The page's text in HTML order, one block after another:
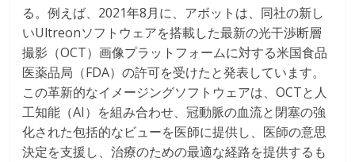
る。例えば、2021年8月に、アボットは、同社の新し
いUltreonソフトウェアを搭載した最新の光干渉断層
撮影（OCT）画像プラットフォームに対する米国食品
医薬品局（FDA）の許可を受けたと発表しています。
この革新的なイメージングソフトウェアは、OCTと人
工知能（AI）を組み合わせ、冠動脈の血流と閉塞の強
化された包括的なビューを医師に提供し、医師の意思
決定を支援し、治療のための最適な経路を提供するも